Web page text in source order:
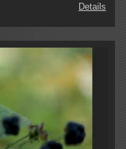
Details